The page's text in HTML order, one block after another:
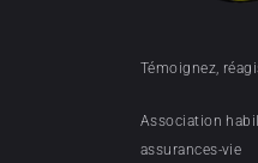
Témoignez,
Association
assurances-vie